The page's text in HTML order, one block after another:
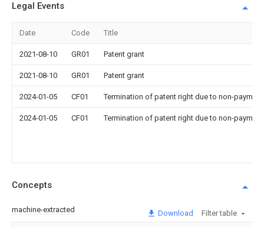
Legal Events
Date Code Title
2021-08-10 GR01 Patent grant
2021-08-10 GR01 Patent grant
2024-01-05 CF01 Termination of patent right due to non-
2024-01-05 CF01 Termination of patent right due to non-
Concepts
machine-extracted Download Filter table